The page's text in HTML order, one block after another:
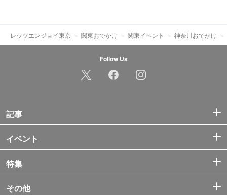
レッツエンジョイ東京 関東おでかけ 関東イベント 神奈川おでかけ
Follow Us
記事
イベント
特集
その他